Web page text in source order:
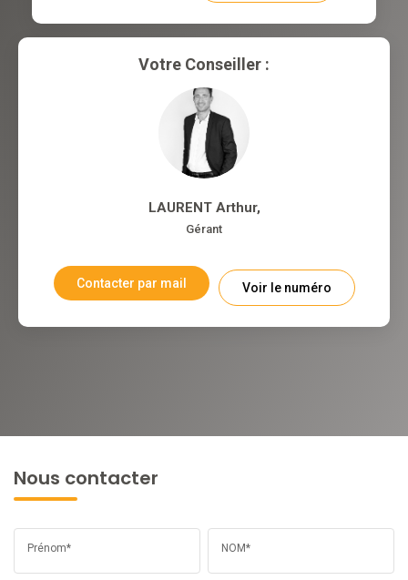
Votre Conseiller :
LAURENT Arthur,
Gérant
Contacter par mail Voir le numéro
Nous contacter
Prénom* NOM*